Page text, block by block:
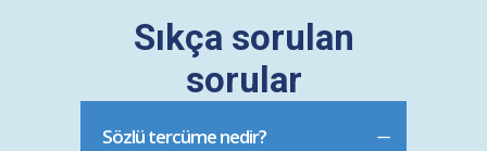
Sıkça sorulan
sorular
Sözlü tercüme nedir?